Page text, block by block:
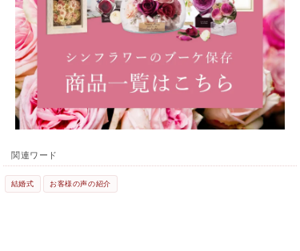
関連ワード
結婚式 お客様の声の紹介